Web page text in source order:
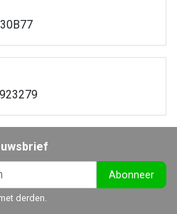
Abonneer
derden.